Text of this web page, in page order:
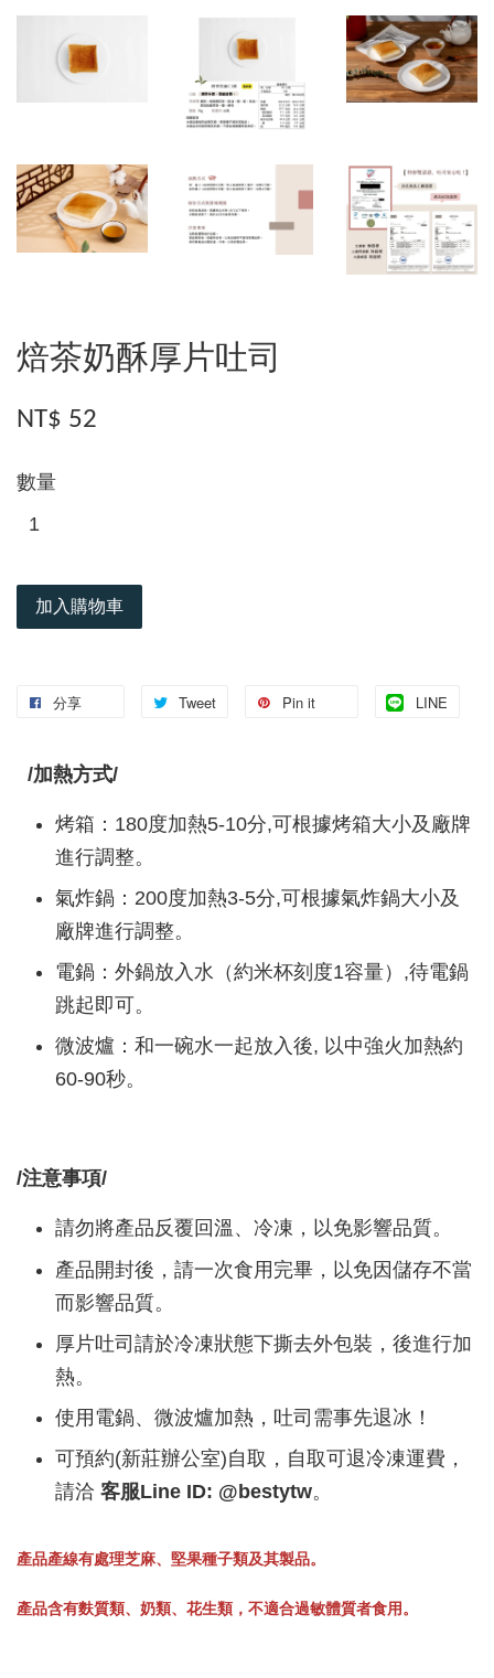
焙茶奶酥厚片吐司
NT$ 52
數量
加入購物車
分享 Tweet Pin it LINE
/加熱方式/
烤箱：180度加熱5-10分,可根據烤箱大小及廠牌
進行調整。
氣炸鍋：200度加熱3-5分,可根據氣炸鍋大小及
廠牌進行調整。
電鍋：外鍋放入水（約米杯刻度1容量）,待電鍋
跳起即可。
微波爐：和一碗水一起放入後, 以中強火加熱約
60-90秒。
/注意事項/
請勿將產品反覆回溫、冷凍，以免影響品質。
產品開封後，請一次食用完畢，以免因儲存不當
而影響品質。
厚片吐司請於冷凍狀態下撕去外包裝，後進行加
熱。
使用電鍋、微波爐加熱，吐司需事先退冰！
可預約(新莊辦公室)自取，自取可退冷凍運費，
請洽 客服Line ID: @bestytw。
產品產線有處理芝麻、堅果種子類及其製品。
產品含有麩質類、奶類、花生類，不適合過敏體質者食用。